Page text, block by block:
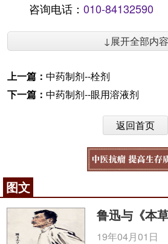
咨询电话： 010-84132590
↓展开全部内容
上一篇： 中药制剂--栓剂
下一篇： 中药制剂--眼用溶液剂
返回首页
图文
鲁迅与《本
19年04月01日